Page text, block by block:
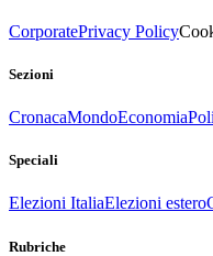
CorporatePrivacy Policy
Sezioni
CronacaMondoEconomia
Speciali
Elezioni ItaliaElezioni estero
Rubriche